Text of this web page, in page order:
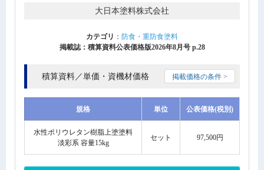
大日本塗料株式会社
カテゴリ ： 防食・重防食塗料
掲載誌：積算資料公表価格版2026年8月号 p.28
積算資料／単価・資機材価格 掲載価格の条件 >
規格 単位 公表価格(税別)
水性ポリウレタン樹脂上塗塗料
淡彩系 容量15kg
セット 97,500円